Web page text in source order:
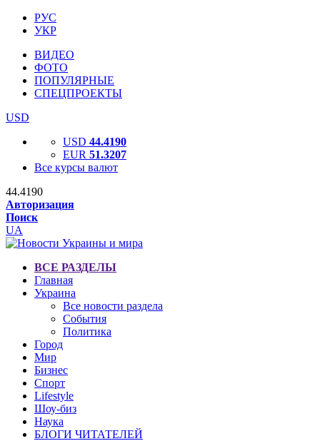
РУС
УКР
ВИДЕО
ФОТО
ПОПУЛЯРНЫЕ
СПЕЦПРОЕКТЫ
USD
USD 44.4190
EUR 51.3207
Все курсы валют
44.4190
Авторизация
Поиск
UA
ВСЕ РАЗДЕЛЫ
Главная
Украина
Все новости раздела
События
Политика
Город
Мир
Бизнес
Спорт
Lifestyle
Шоу-биз
Наука
БЛОГИ ЧИТАТЕЛЕЙ